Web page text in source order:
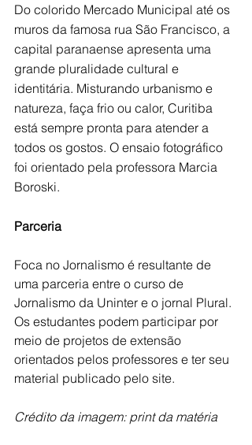
Do colorido Mercado Municipal até os
muros da famosa rua São Francisco, a
capital paranaense apresenta uma
grande pluralidade cultural e
identitária. Misturando urbanismo e
natureza, faça frio ou calor, Curitiba
está sempre pronta para atender a
todos os gostos. O ensaio fotográfico
foi orientado pela professora Marcia
Boroski.
Parceria
Foca no Jornalismo é resultante de
uma parceria entre o curso de
Jornalismo da Uninter e o jornal Plural.
Os estudantes podem participar por
meio de projetos de extensão
orientados pelos professores e ter seu
material publicado pelo site.
Crédito da imagem: print da matéria